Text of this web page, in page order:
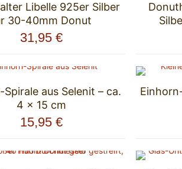
Libelle 925er Silber
30-40mm Donut
31,95 €
aus Selenit – ca.
4 x 15 cm
15,95 €